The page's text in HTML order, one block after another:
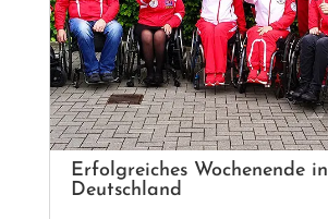
Erfolgreiches Wochenende in
Deutschland